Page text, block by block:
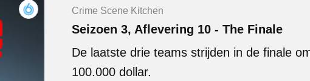
Crime Scene Kitchen
Seizoen 3, Aflevering 10 - The Finale
De laatste drie teams strijden in de finale
100.000 dollar.